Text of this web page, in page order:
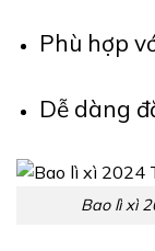
Phù hợp
Dễ dàng
Bao lì xì